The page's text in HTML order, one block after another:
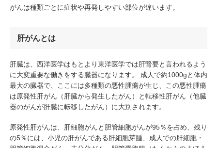
がんは種類ごとに症状や再発しやすい部位が違います。
肝がんとは
肝臓は、西洋医学はもとより東洋医学では肝腎要と言われるよう
に大変重要な働きをする臓器になります。 成人で約1000gと体内
最大の臓器で、ここには多種類の悪性腫瘍が生じ、この悪性腫瘍
は原発性肝がん（肝臓から発生したがん）と転移性肝がん（他臓
器のがんが肝臓に転移したがん）に大別されます。
原発性肝がんは、肝細胞がんと胆管細胞がんが95％を占め、残り
の5％には、小児の肝がんである肝細胞芽腫、成人での肝細胞・